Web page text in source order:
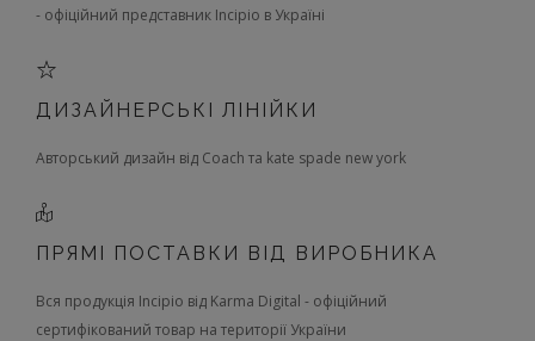
- офіційний представник Incipio в Україні
ДИЗАЙНЕРСЬКІ ЛІНІЙКИ
Авторський дизайн від Coach та kate spade new york
ПРЯМІ ПОСТАВКИ ВІД ВИРОБНИКА
Вся продукція Incipio від Karma Digital - офіційний
сертифікований товар на території України